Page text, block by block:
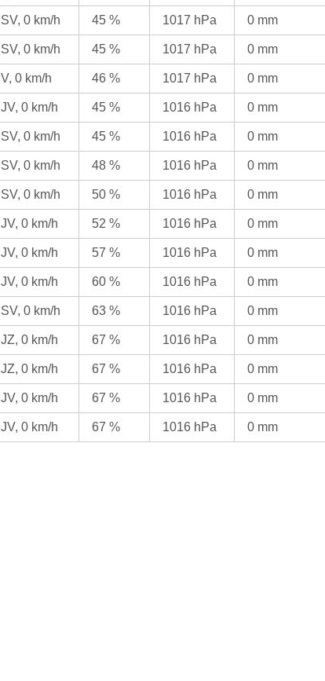
SV, 0 km/h 45 % 1017 hPa 0 mm
SV, 0 km/h 45 % 1017 hPa 0 mm
V, 0 km/h 46 % 1017 hPa 0 mm
JV, 0 km/h 45 % 1016 hPa 0 mm
SV, 0 km/h 45 % 1016 hPa 0 mm
SV, 0 km/h 48 % 1016 hPa 0 mm
SV, 0 km/h 50 % 1016 hPa 0 mm
JV, 0 km/h 52 % 1016 hPa 0 mm
JV, 0 km/h 57 % 1016 hPa 0 mm
JV, 0 km/h 60 % 1016 hPa 0 mm
SV, 0 km/h 63 % 1016 hPa 0 mm
JZ, 0 km/h 67 % 1016 hPa 0 mm
JZ, 0 km/h 67 % 1016 hPa 0 mm
JV, 0 km/h 67 % 1016 hPa 0 mm
JV, 0 km/h 67 % 1016 hPa 0 mm